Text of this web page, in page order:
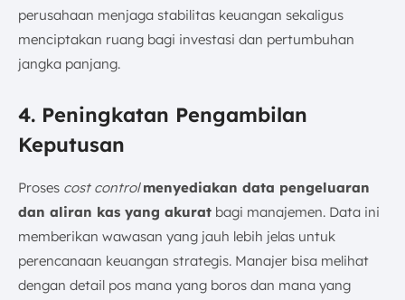
perusahaan menjaga stabilitas keuangan sekaligus
menciptakan ruang bagi investasi dan pertumbuhan
jangka panjang.
4. Peningkatan Pengambilan
Keputusan
Proses cost control menyediakan data pengeluaran
dan aliran kas yang akurat bagi manajemen. Data ini
memberikan wawasan yang jauh lebih jelas untuk
perencanaan keuangan strategis. Manajer bisa melihat
dengan detail pos mana yang boros dan mana yang